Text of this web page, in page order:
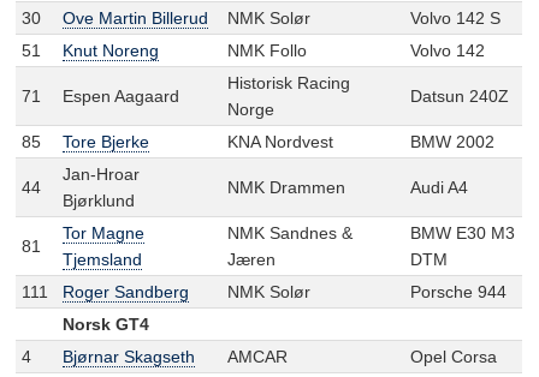
30
Ove Martin Billerud NMK Solør
Volvo 142 S
51
Knut Noreng NMK Follo Volvo 142
71 Espen Aagaard
Historisk Racing
Norge
Datsun 240Z
85 Tore Bjerke KNA Nordvest BMW 2002
44
Jan-Hroar
Bjørklund
NMK Drammen Audi A4
81
Tor Magne
Tjemsland
NMK Sandnes &
Jæren
BMW E30 M3
DTM
111
Roger Sandberg NMK Solør
Porsche 944
Norsk GT4
4
Bjørnar Skagseth AMCAR
Opel Corsa